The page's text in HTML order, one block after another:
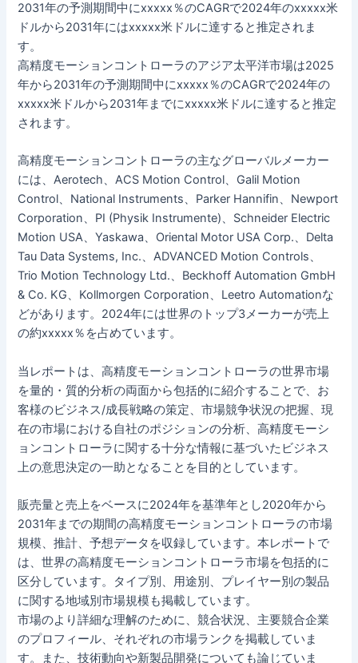
2031年の予測期間中にxxxxx％のCAGRで2024年のxxxxx米
ドルから2031年にはxxxxx米ドルに達すると推定されま
す。
高精度モーションコントローラのアジア太平洋市場は2025
年から2031年の予測期間中にxxxxx％のCAGRで2024年の
xxxxx米ドルから2031年までにxxxxx米ドルに達すると推定
されます。
高精度モーションコントローラの主なグローバルメーカー
には、Aerotech、ACS Motion Control、Galil Motion
Control、National Instruments、Parker Hannifin、Newport
Corporation、PI (Physik Instrumente)、Schneider Electric
Motion USA、Yaskawa、Oriental Motor USA Corp.、Delta
Tau Data Systems, Inc.、ADVANCED Motion Controls、
Trio Motion Technology Ltd.、Beckhoff Automation GmbH
& Co. KG、Kollmorgen Corporation、Leetro Automationな
どがあります。2024年には世界のトップ3メーカーが売上
の約xxxxx％を占めています。
当レポートは、高精度モーションコントローラの世界市場
を量的・質的分析の両面から包括的に紹介することで、お
客様のビジネス/成長戦略の策定、市場競争状況の把握、現
在の市場における自社のポジションの分析、高精度モーシ
ョンコントローラに関する十分な情報に基づいたビジネス
上の意思決定の一助となることを目的としています。
販売量と売上をベースに2024年を基準年とし2020年から
2031年までの期間の高精度モーションコントローラの市場
規模、推計、予想データを収録しています。本レポートで
は、世界の高精度モーションコントローラ市場を包括的に
区分しています。タイプ別、用途別、プレイヤー別の製品
に関する地域別市場規模も掲載しています。
市場のより詳細な理解のために、競合状況、主要競合企業
のプロフィール、それぞれの市場ランクを掲載していま
す。また、技術動向や新製品開発についても論じていま